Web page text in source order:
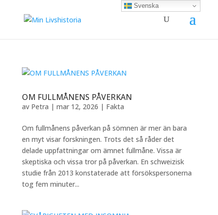
OM FULLMÅNENS PÅVERKAN
av Petra | mar 12, 2026 | Fakta
Om fullmånens påverkan på sömnen är mer än bara
en myt visar forskningen. Trots det så råder det
delade uppfattningar om ämnet fullmåne. Vissa är
skeptiska och vissa tror på påverkan. En schweizisk
studie från 2013 konstaterade att försökspersonerna
tog fem minuter...
Svenska